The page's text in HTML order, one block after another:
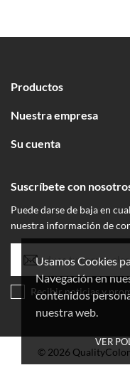
Usamos Cookies
Navegación en
contenidos
nuestra web.
VER
Productos
Nuestra empresa
Su cuenta
Suscríbete con
Puede darse de baja en
nuestra información de
Recibir noticias y
© 2026